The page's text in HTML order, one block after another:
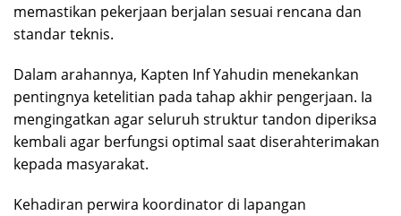
memastikan pekerjaan berjalan sesuai rencana dan
standar teknis.
Dalam arahannya, Kapten Inf Yahudin menekankan
pentingnya ketelitian pada tahap akhir pengerjaan. Ia
mengingatkan agar seluruh struktur tandon diperiksa
kembali agar berfungsi optimal saat diserahterimakan
kepada masyarakat.
Kehadiran perwira koordinator di lapangan